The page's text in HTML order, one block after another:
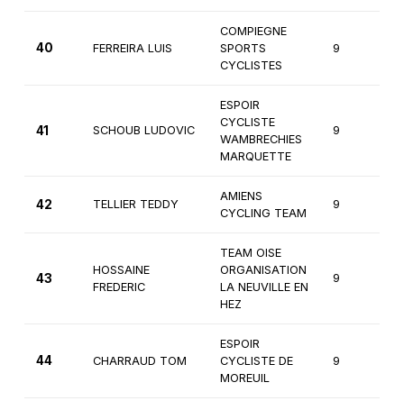
40 FERREIRA LUIS
COMPIEGNE
SPORTS
CYCLISTES
9
41 SCHOUB LUDOVIC
ESPOIR
CYCLISTE
WAMBRECHIES
MARQUETTE
9
42 TELLIER TEDDY
AMIENS
CYCLING TEAM
9
43
HOSSAINE
FREDERIC
TEAM OISE
ORGANISATION
LA NEUVILLE EN
HEZ
9
44 CHARRAUD TOM
ESPOIR
CYCLISTE DE
MOREUIL
9